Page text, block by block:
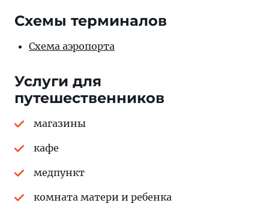
Схемы терминалов
Схема аэропорта
Услуги для
путешественников
магазины
кафе
медпункт
комната матери и ребенка